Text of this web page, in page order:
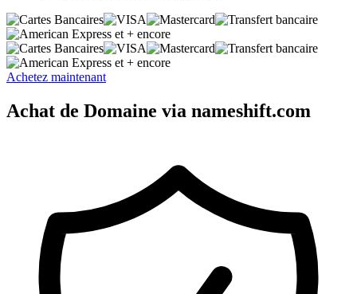
et + encore
et + encore
Achetez maintenant
Achat de Domaine via nameshift.com